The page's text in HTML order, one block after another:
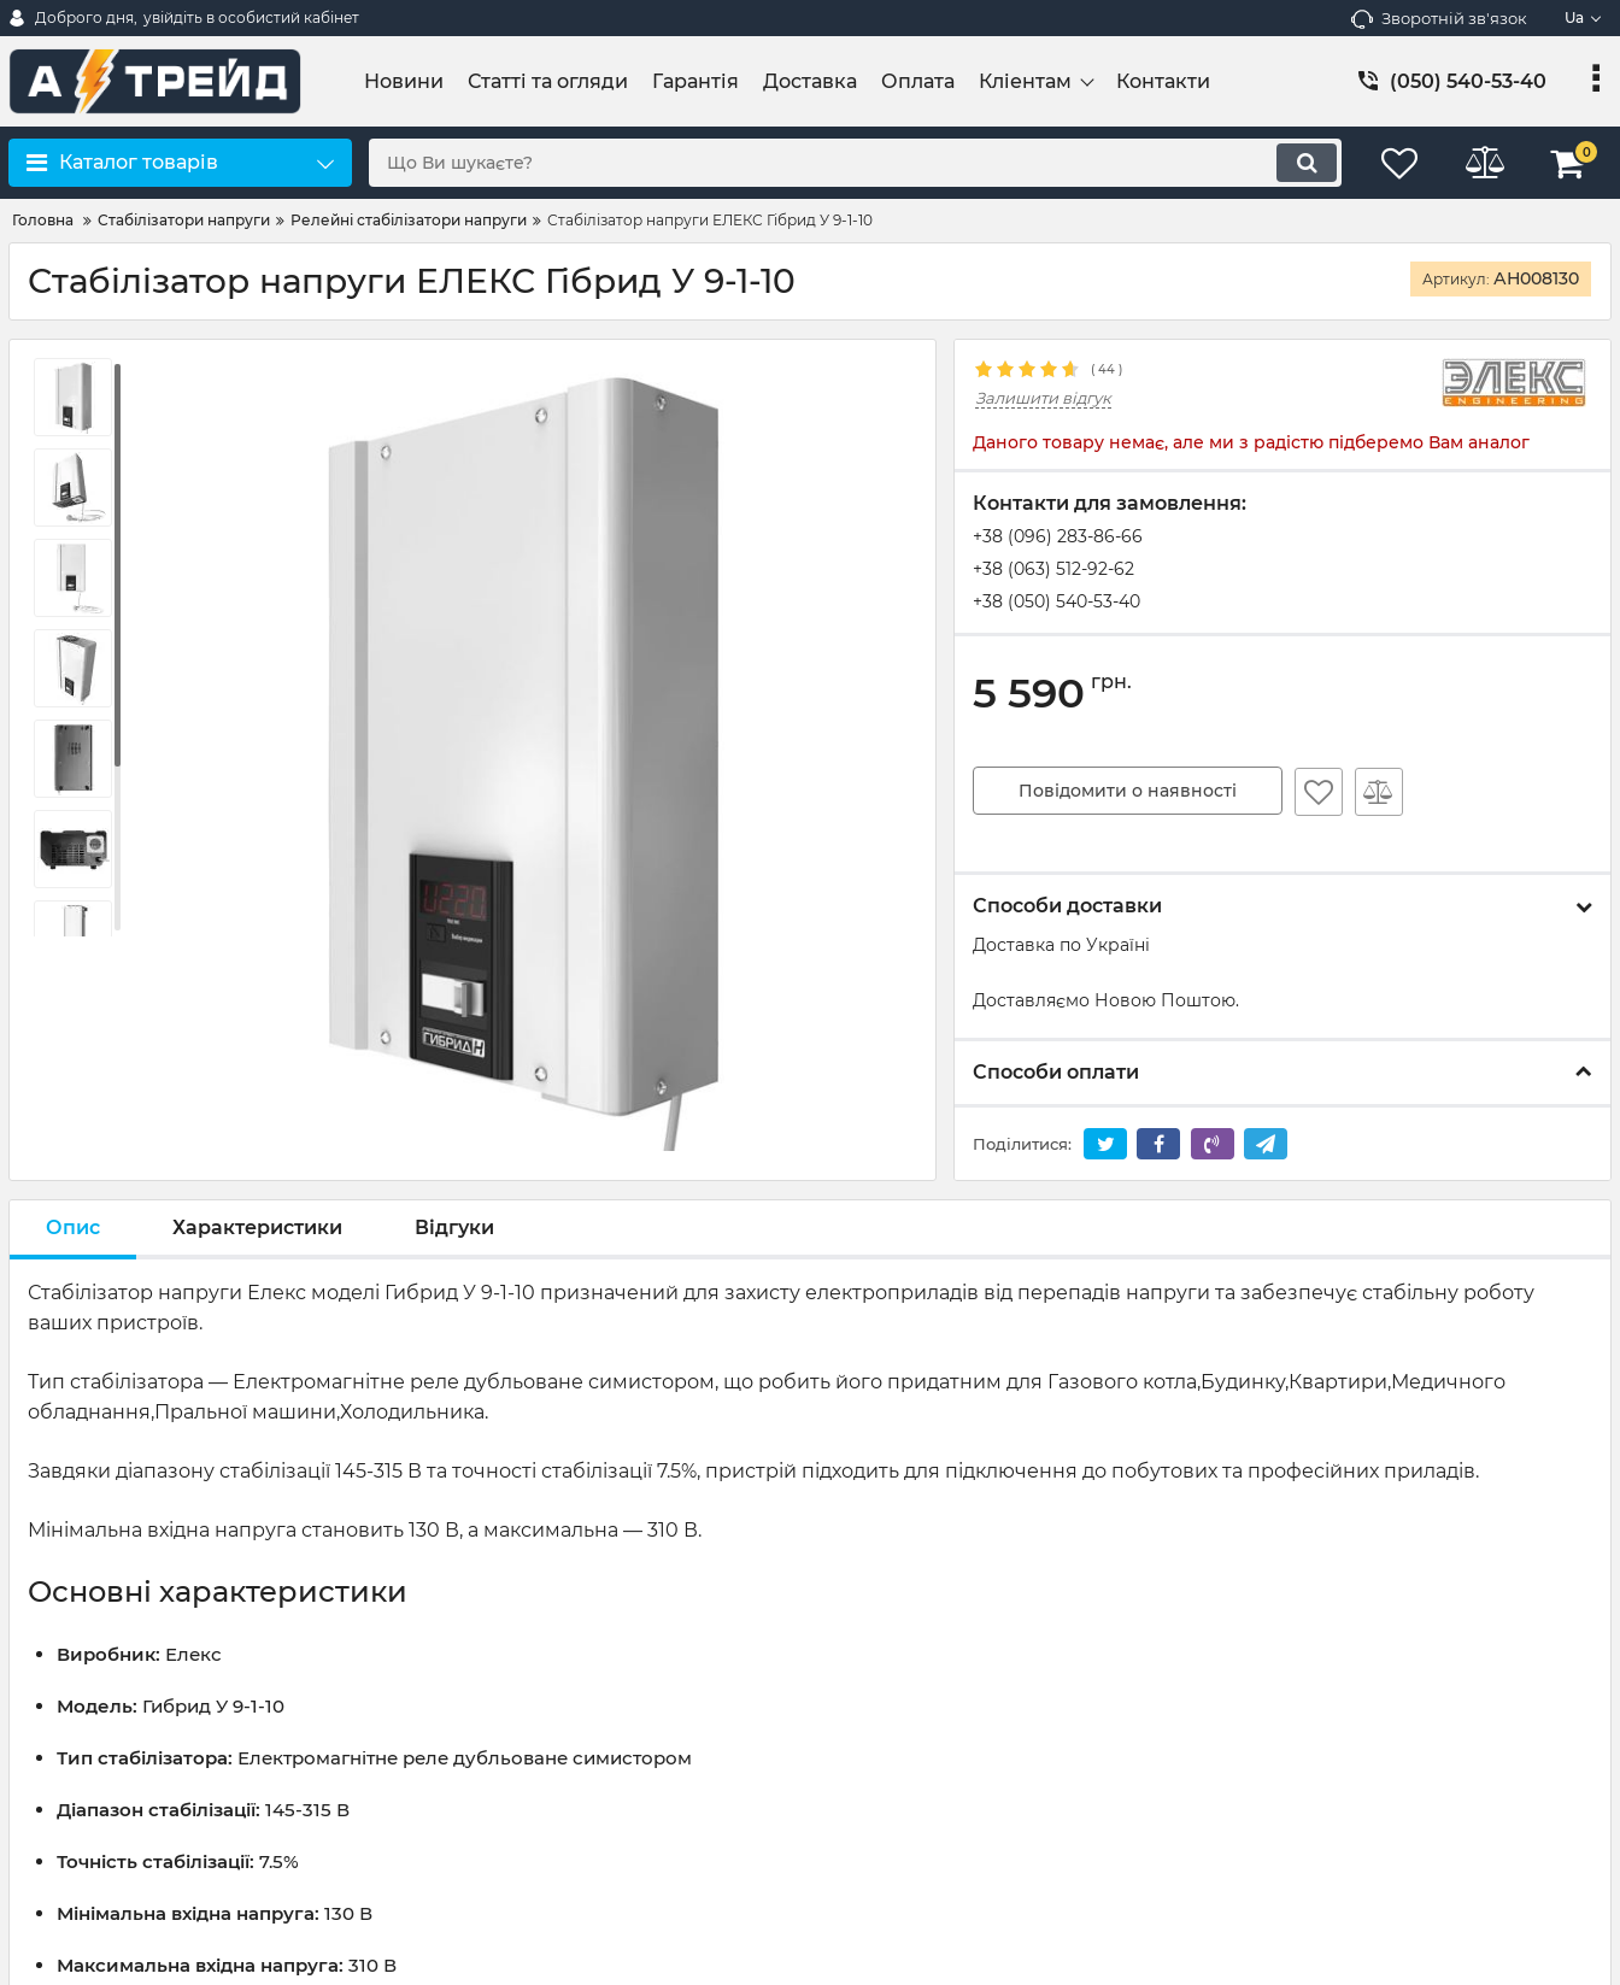
Доброго дня, увійдіть в особистий кабінет Зворотній зв'язок Ua
Новини Статті та огляди Гарантія Доставка Оплата Кліентам Контакти (050) 540-53-40
Каталог товарів 0
Головна Стабілізатори напруги Релейні стабілізатори напруги Стабілізатор напруги ЕЛЕКС Гібрид У 9-1-10
Стабілізатор напруги ЕЛЕКС Гібрид У 9-1-10 Артикул: АН008130
( 44 )
Залишити відгук
Даного товару немає, але ми з радістю підберемо Вам аналог
Контакти для замовлення:
+38 (096) 283-86-66
+38 (063) 512-92-62
+38 (050) 540-53-40
5 590 грн.
Повідомити о наявності
Способи доставки
Доставка по Україні
Доставляємо Новою Поштою.
Способи оплати
Поділитися:
Опис Характеристики Відгуки
Стабілізатор напруги Елекс моделі Гибрид У 9-1-10 призначений для захисту електроприладів від перепадів напруги та забезпечує стабільну роботу
ваших пристроїв.
Тип стабілізатора — Електромагнітне реле дубльоване симистором, що робить його придатним для Газового котла,Будинку,Квартири,Медичного
обладнання,Пральної машини,Холодильника.
Завдяки діапазону стабілізації 145-315 В та точності стабілізації 7.5%, пристрій підходить для підключення до побутових та професійних приладів.
Мінімальна вхідна напруга становить 130 В, а максимальна — 310 В.
Основні характеристики
Виробник: Елекс
Модель: Гибрид У 9-1-10
Тип стабілізатора: Електромагнітне реле дубльоване симистором
Діапазон стабілізації: 145-315 В
Точність стабілізації: 7.5%
Мінімальна вхідна напруга: 130 В
Максимальна вхідна напруга: 310 В